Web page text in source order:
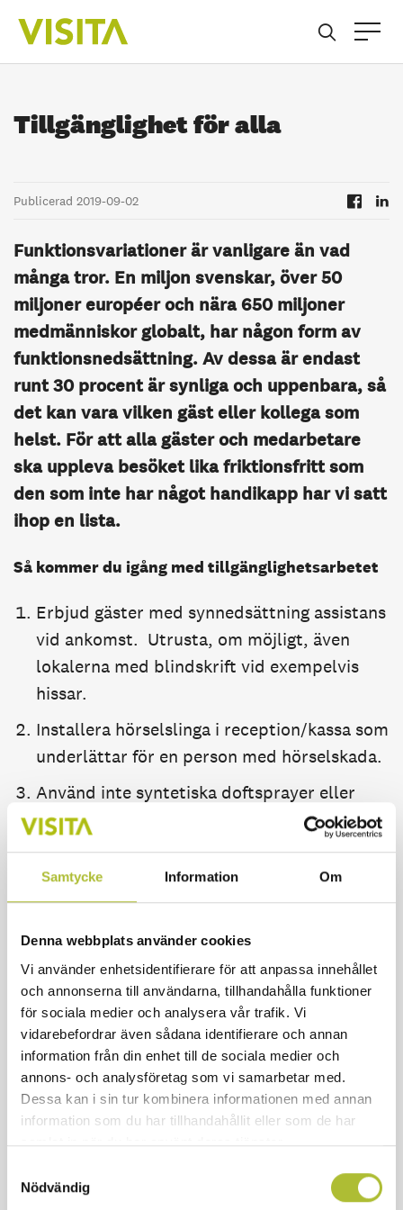
Samtycke Information Om
Denna webbplats använder cookies
Vi använder enhetsidentifierare för att anpassa innehållet
och annonserna till användarna, tillhandahålla funktioner
för sociala medier och analysera vår trafik. Vi
vidarebefordrar även sådana identifierare och annan
information från din enhet till de sociala medier och
annons- och analysföretag som vi samarbetar med.
Dessa kan i sin tur kombinera informationen med annan
information som du har tillhandahållit eller som de har
samlat in när du har använt deras tjänster.
Nödvändig
Tillgänglighet för alla
Publicerad 2019-09-02
Funktionsvariationer är vanligare än vad
många tror. En miljon svenskar, över 50
miljoner européer och nära 650 miljoner
medmänniskor globalt, har någon form av
funktionsnedsättning. Av dessa är endast
runt 30 procent är synliga och uppenbara, så
det kan vara vilken gäst eller kollega som
helst. För att alla gäster och medarbetare
ska uppleva besöket lika friktionsfritt som
den som inte har något handikapp har vi satt
ihop en lista.
Så kommer du igång med tillgänglighetsarbetet
Erbjud gäster med synnedsättning assistans
vid ankomst. Utrusta, om möjligt, även
lokalerna med blindskrift vid exempelvis
hissar.
Installera hörselslinga i reception/kassa som
underlättar för en person med hörselskada.
Använd inte syntetiska doftsprayer eller
luftförbättrare, städa rent istället!
Kolla att det är fri väg för en rullstolsburen
till reception/kassa och till anläggningens
viktigaste delar.
Beskriv graden av tillgänglighet för gäster
med olika funktionsnedsättningar på
webben.
Så går du vidare
Utbilda alla medscandichotels.se/alltid-pa-
scandic/speciella-behov/tillganglighets-
utbildning
Hyr en rullstol och testa anläggningens